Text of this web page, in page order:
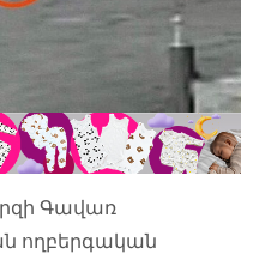
Գավառ
ողբերգական